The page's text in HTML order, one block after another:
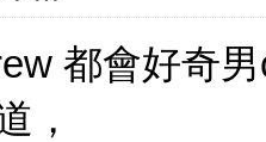
都會好奇
，